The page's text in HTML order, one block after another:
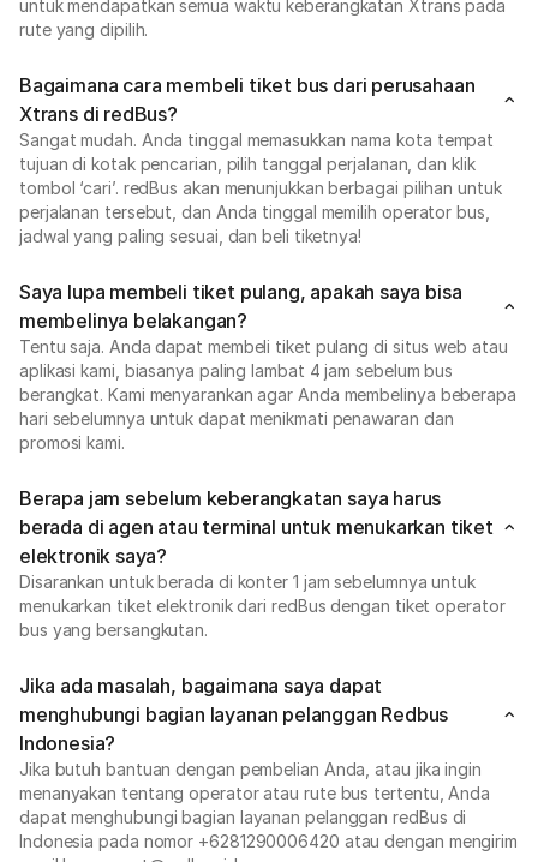
untuk mendapatkan semua waktu keberangkatan Xtrans pada
rute yang dipilih.
Bagaimana cara membeli tiket bus dari perusahaan
Xtrans di redBus?
Sangat mudah. Anda tinggal memasukkan nama kota tempat
tujuan di kotak pencarian, pilih tanggal perjalanan, dan klik
tombol ‘cari’. redBus akan menunjukkan berbagai pilihan untuk
perjalanan tersebut, dan Anda tinggal memilih operator bus,
jadwal yang paling sesuai, dan beli tiketnya!
Saya lupa membeli tiket pulang, apakah saya bisa
membelinya belakangan?
Tentu saja. Anda dapat membeli tiket pulang di situs web atau
aplikasi kami, biasanya paling lambat 4 jam sebelum bus
berangkat. Kami menyarankan agar Anda membelinya beberapa
hari sebelumnya untuk dapat menikmati penawaran dan
promosi kami.
Berapa jam sebelum keberangkatan saya harus
berada di agen atau terminal untuk menukarkan tiket
elektronik saya?
Disarankan untuk berada di konter 1 jam sebelumnya untuk
menukarkan tiket elektronik dari redBus dengan tiket operator
bus yang bersangkutan.
Jika ada masalah, bagaimana saya dapat
menghubungi bagian layanan pelanggan Redbus
Indonesia?
Jika butuh bantuan dengan pembelian Anda, atau jika ingin
menanyakan tentang operator atau rute bus tertentu, Anda
dapat menghubungi bagian layanan pelanggan redBus di
Indonesia pada nomor +6281290006420 atau dengan mengirim